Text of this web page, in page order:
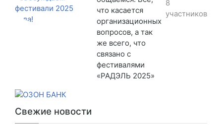
что касается
организационных
вопросов, а так
же всего, что
связано с
фестивалями
«РАДЭЛЬ 2025»
8
участников
Свежие новости
От партнеров